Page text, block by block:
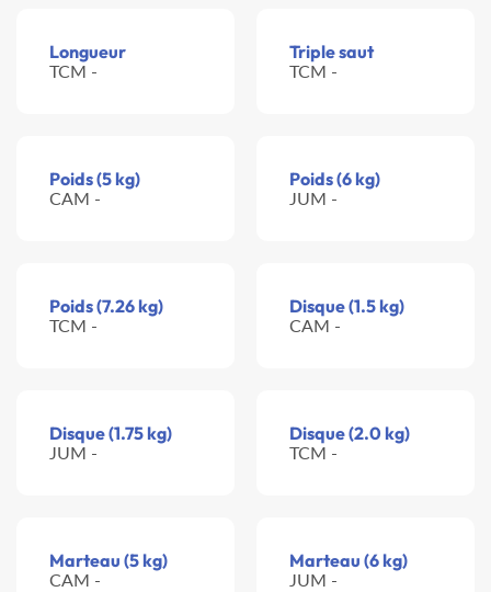
Longueur
TCM -
Triple saut
TCM -
Poids (5 kg)
CAM -
Poids (6 kg)
JUM -
Poids (7.26 kg)
TCM -
Disque (1.5 kg)
CAM -
Disque (1.75 kg)
JUM -
Disque (2.0 kg)
TCM -
Marteau (5 kg)
CAM -
Marteau (6 kg)
JUM -